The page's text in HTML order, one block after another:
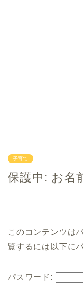
子育て
保護中: お名
このコンテンツは
覧するには以下に
パスワード: